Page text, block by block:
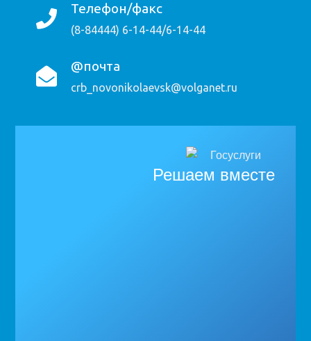
Телефон/факс
(8-84444) 6-14-44/6-14-44
@почта
crb_novonikolaevsk@volganet.ru
Решаем вместе